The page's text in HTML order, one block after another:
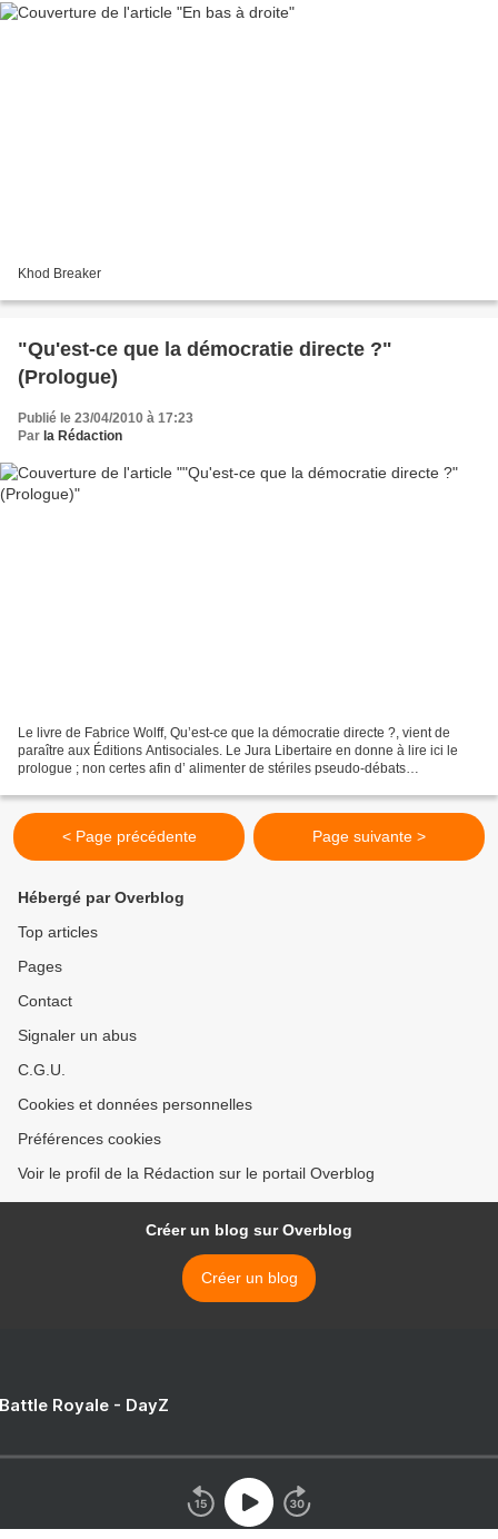
Khod Breaker
"Qu'est-ce que la démocratie directe ?"
(Prologue)
Publié le 23/04/2010 à 17:23
Par la Rédaction
Le livre de Fabrice Wolff, Qu’est-ce que la démocratie directe ?, vient de
paraître aux Éditions Antisociales. Le Jura Libertaire en donne à lire ici le
prologue ; non certes afin d’ alimenter de stériles pseudo-débats
< Page précédente Page suivante >
Hébergé par Overblog
Top articles
Pages
Contact
Signaler un abus
C.G.U.
Cookies et données personnelles
Préférences cookies
Voir le profil de la Rédaction sur le portail Overblog
Créer un blog sur Overblog
Créer un blog
Royale - DayZ